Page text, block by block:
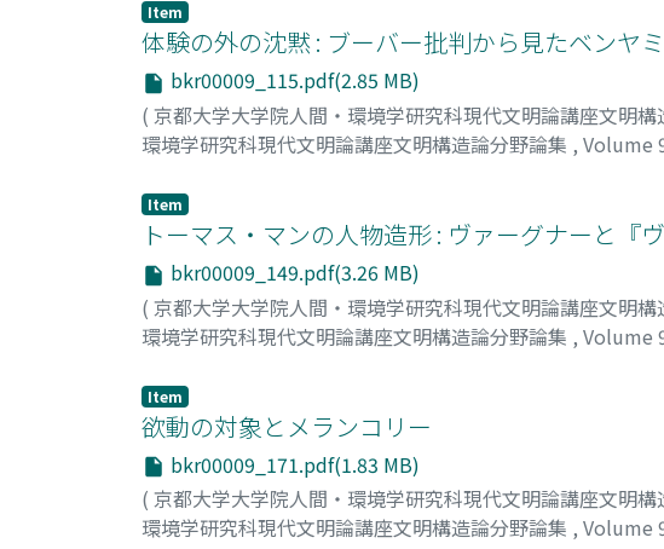
Item
体験の外の沈黙 : ブーバー批判から見たベンヤ
bkr00009_115.pdf(2.85 MB)
( 京都大学大学院人間・環境学研究科現代文明論講座文明
環境学研究科現代文明論講座文明構造論分野論集 , Volume
Item
トーマス・マンの人物造形 : ヴァーグナーと『
bkr00009_149.pdf(3.26 MB)
( 京都大学大学院人間・環境学研究科現代文明論講座文明
環境学研究科現代文明論講座文明構造論分野論集 , Volume
Item
欲動の対象とメランコリー
bkr00009_171.pdf(1.83 MB)
( 京都大学大学院人間・環境学研究科現代文明論講座文明
環境学研究科現代文明論講座文明構造論分野論集 , Volume